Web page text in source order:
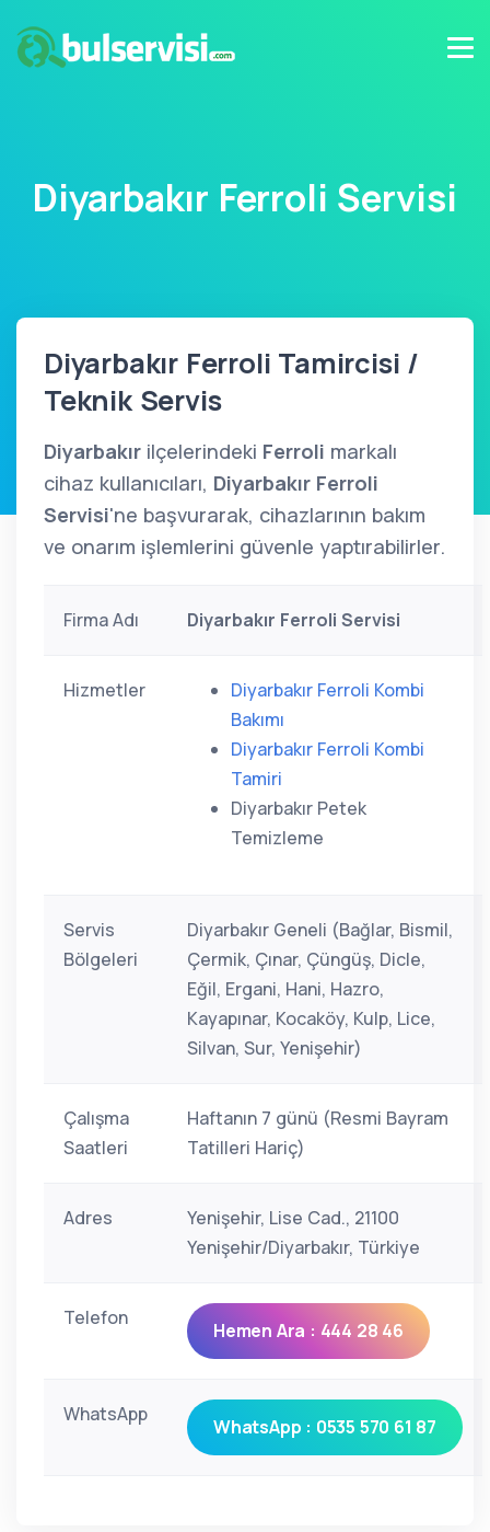
Diyarbakır Ferroli Servisi
Diyarbakır Ferroli Tamircisi /
Teknik Servis
Diyarbakır ilçelerindeki Ferroli markalı
cihaz kullanıcıları, Diyarbakır Ferroli
Servisi'ne başvurarak, cihazlarının bakım
ve onarım işlemlerini güvenle yaptırabilirler.
Firma Adı Diyarbakır Ferroli Servisi
Hizmetler
Diyarbakır Ferroli Kombi
Bakımı
Diyarbakır Ferroli Kombi
Tamiri
Diyarbakır Petek
Temizleme
Servis
Bölgeleri
Diyarbakır Geneli (Bağlar, Bismil,
Çermik, Çınar, Çüngüş, Dicle,
Eğil, Ergani, Hani, Hazro,
Kayapınar, Kocaköy, Kulp, Lice,
Silvan, Sur, Yenişehir)
Çalışma
Saatleri
Haftanın 7 günü (Resmi Bayram
Tatilleri Hariç)
Adres
Yenişehir, Lise Cad., 21100
Yenişehir/Diyarbakır, Türkiye
Telefon
Hemen Ara : 444 28 46
WhatsApp
WhatsApp : 0535 570 61 87